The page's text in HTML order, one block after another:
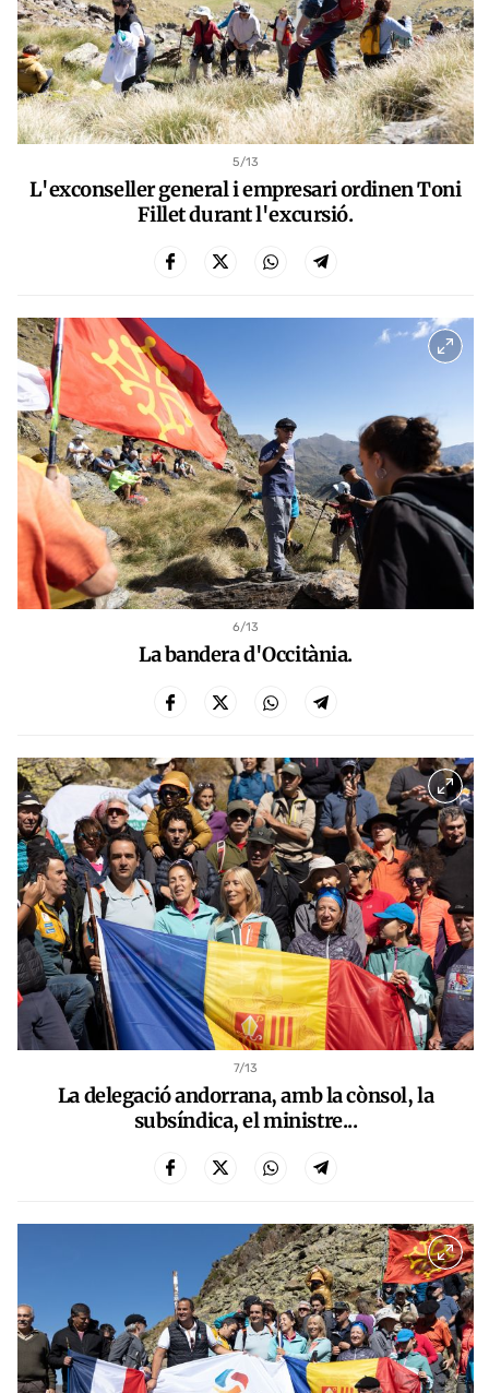
5/13
L'exconseller general i empresari ordinen Toni
Fillet durant l'excursió.
6/13
La bandera d'Occitània.
7/13
La delegació andorrana, amb la cònsol, la
subsíndica, el ministre...